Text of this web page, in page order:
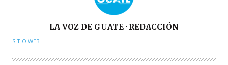
U
LA VOZ DE GUATE · REDACCIÓN
SITIO WEB